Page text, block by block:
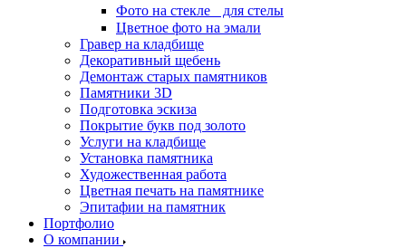
Фото на стекле для стелы
Цветное фото на эмали
Гравер на кладбище
Декоративный щебень
Демонтаж старых памятников
Памятники 3D
Подготовка эскиза
Покрытие букв под золото
Услуги на кладбище
Установка памятника
Художественная работа
Цветная печать на памятнике
Эпитафии на памятник
Портфолио
О компании